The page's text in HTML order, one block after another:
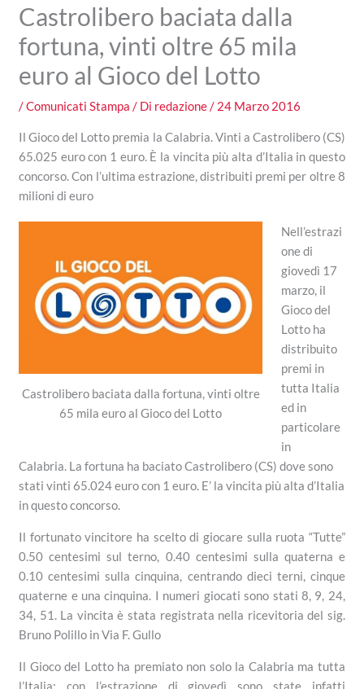
Castrolibero baciata dalla
fortuna, vinti oltre 65 mila
euro al Gioco del Lotto
/Comunicati Stampa / Di redazione/ 24 Marzo 2016
Il Gioco del Lotto premia la Calabria.Vinti a Castrolibero (CS)
65.025 euro con 1 euro. È la vincita più alta d’Italia in questo
concorso.Con l’ultima estrazione, distribuiti premi per oltre 8
milioni di euro
Castrolibero baciata dalla fortuna, vinti oltre
65 mila euro al Gioco del Lotto
Nell’estrazi
one di
giovedì 17
marzo, il
Gioco del
Lotto ha
distribuito
premi in
tutta Italia
ed in
particolare
in
Calabria. La fortuna ha baciato Castrolibero (CS) dove sono
stati vinti 65.024 euro con 1 euro. E’ la vincita più alta d’Italia
in questo concorso.
Il fortunato vincitore ha scelto di giocare sulla ruota “Tutte”
0.50 centesimi sul terno, 0.40 centesimi sulla quaterna e
0.10 centesimi sulla cinquina, centrando dieci terni, cinque
quaterne e una cinquina. I numeri giocati sono stati 8, 9, 24,
34, 51. La vincita è stata registrata nella ricevitoria del sig.
Bruno Polillo in Via F. Gullo
Il Gioco del Lotto ha premiato non solo la Calabria ma tutta
l’Italia: con l’estrazione di giovedì sono state infatti